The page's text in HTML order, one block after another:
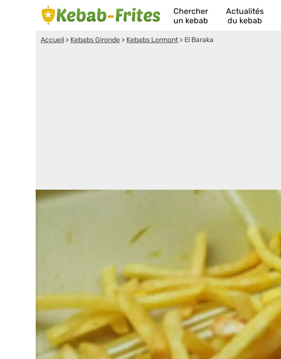
Chercher
un kebab
Actualités
du kebab
Accueil > Kebabs Gironde > Kebabs Lormont> El Baraka